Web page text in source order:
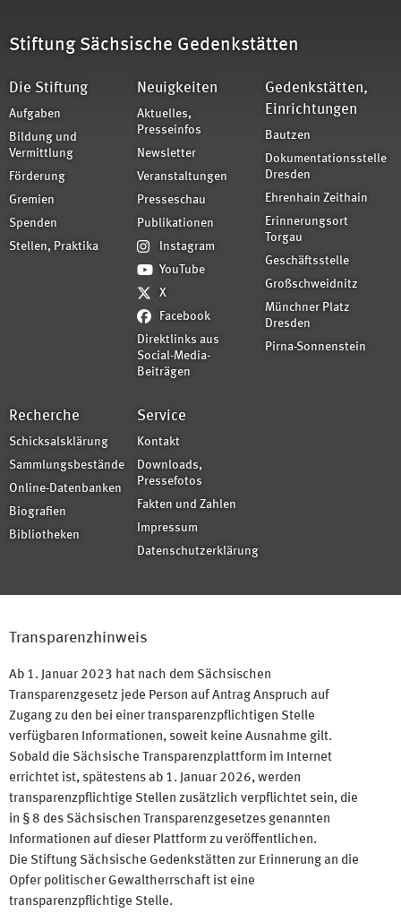
Stiftung Sächsische Gedenkstätten
Die Stiftung
Aufgaben
Bildung und
Vermittlung
Förderung
Gremien
Spenden
Stellen, Praktika
Neuigkeiten
Aktuelles,
Presseinfos
Newsletter
Veranstaltungen
Presseschau
Publikationen
Instagram
YouTube
X
Facebook
Direktlinks aus
Social-Media-
Beiträgen
Gedenkstätten,
Einrichtungen
Bautzen
Dokumentationsstelle
Dresden
Ehrenhain Zeithain
Erinnerungsort
Torgau
Geschäftsstelle
Großschweidnitz
Münchner Platz
Dresden
Pirna-Sonnenstein
Recherche
Schicksalsklärung
Sammlungsbestände
Online-Datenbanken
Biografien
Bibliotheken
Service
Kontakt
Downloads,
Pressefotos
Fakten und Zahlen
Impressum
Datenschutzerklärung
Transparenzhinweis
Ab 1. Januar 2023 hat nach dem Sächsischen
Transparenzgesetz jede Person auf Antrag Anspruch auf
Zugang zu den bei einer transparenzpflichtigen Stelle
verfügbaren Informationen, soweit keine Ausnahme gilt.
Sobald die Sächsische Transparenzplattform im Internet
errichtet ist, spätestens ab 1. Januar 2026, werden
transparenzpflichtige Stellen zusätzlich verpflichtet sein, die
in § 8 des Sächsischen Transparenzgesetzes genannten
Informationen auf dieser Plattform zu veröffentlichen.
Die Stiftung Sächsische Gedenkstätten zur Erinnerung an die
Opfer politischer Gewaltherrschaft ist eine
transparenzpflichtige Stelle.